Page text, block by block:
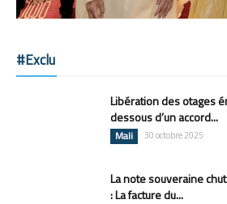
#Exclu
Libération des otages
dessous d’un accord...
Mali 30 octobre 2025
La note souveraine
: La facture du...